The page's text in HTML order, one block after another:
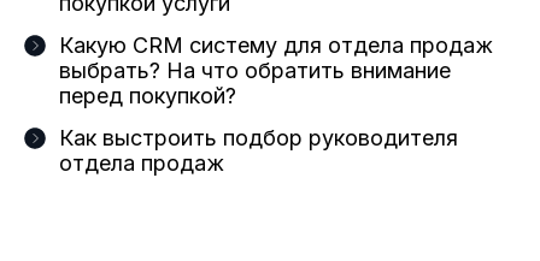
Какую CRM систему для отдела продаж
выбрать? На что обратить внимание
перед покупкой?
Как выстроить подбор руководителя
отдела продаж